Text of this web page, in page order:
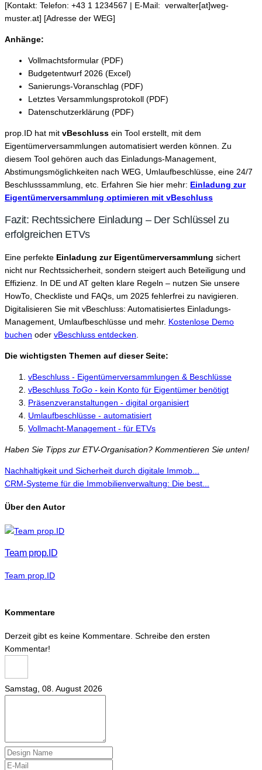
[Kontakt: Telefon: +43 1 1234567 | E-Mail: verwalter[at]weg-
muster.at] [Adresse der WEG]
Anhänge:
Vollmachtsformular (PDF)
Budgetentwurf 2026 (Excel)
Sanierungs-Voranschlag (PDF)
Letztes Versammlungsprotokoll (PDF)
Datenschutzerklärung (PDF)
prop.ID hat mit vBeschluss ein Tool erstellt, mit dem
Eigentümerversammlungen automatisiert werden können. Zu
diesem Tool gehören auch das Einladungs-Management,
Abstimungsmöglichkeiten nach WEG, Umlaufbeschlüsse, eine 24/7
Beschlusssammlung, etc. Erfahren Sie hier mehr: Einladung zur
Eigentümerversammlung optimieren mit vBeschluss
Fazit: Rechtssichere Einladung – Der Schlüssel zu
erfolgreichen ETVs
Eine perfekte Einladung zur Eigentümerversammlung sichert
nicht nur Rechtssicherheit, sondern steigert auch Beteiligung und
Effizienz. In DE und AT gelten klare Regeln – nutzen Sie unsere
HowTo, Checkliste und FAQs, um 2025 fehlerfrei zu navigieren.
Digitalisieren Sie mit vBeschluss: Automatisiertes Einladungs-
Management, Umlaufbeschlüsse und mehr. Kostenlose Demo
buchen oder vBeschluss entdecken
Die wichtigsten Themen auf dieser Seite:
vBeschluss - Eigentümerversammlungen & Beschlüsse
vBeschluss ToGo - kein Konto für Eigentümer benötigt
Präsenzveranstaltungen - digital organisiert
Umlaufbeschlüsse - automatisiert
Vollmacht-Management - für ETVs
Haben Sie Tipps zur ETV-Organisation? Kommentieren Sie unten!
Nachhaltigkeit und Sicherheit durch digitale Immob...
CRM-Systeme für die Immobilienverwaltung: Die best...
Über den Autor
Team prop.ID
Team prop.ID
Kommentare
Derzeit gibt es keine Kommentare. Schreibe den ersten
Kommentar!
Samstag, 08. August 2026